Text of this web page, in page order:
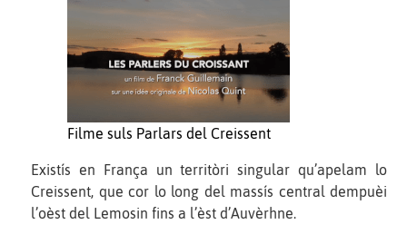
Filme suls Parlars del Creissent
Existís en França un territòri singular qu’apelam lo
Creissent, que cor lo long del massís central dempuèi
l’oèst del Lemosin fins a l’èst d’Auvèrhne.